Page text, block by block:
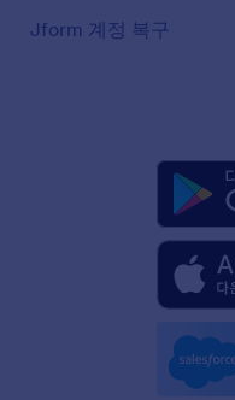
Jform 계정 복구